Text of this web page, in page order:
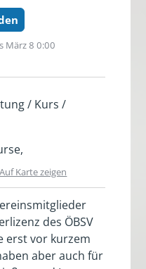
März 8 0:00
/ Kurs /
Auf Karte zeigen
des ÖBSV
erst vor kurzem
aber auch für